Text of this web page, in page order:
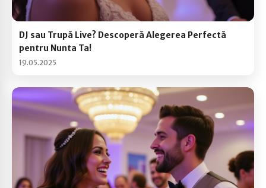
DJ sau Trupă Live? Descoperă Alegerea Perfectă
pentru Nunta Ta!
19.05.2025